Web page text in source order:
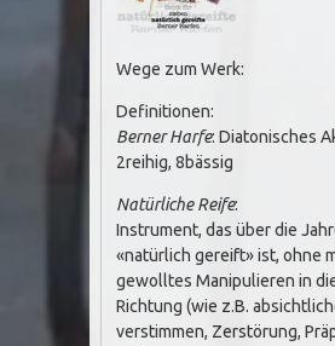
Wege zum Werk:
Definitionen:
Berner Harfe: Diatonisches
2reihig, 8bässig
Natürliche Reife:
Instrument, das über die
«natürlich gereift» ist, ohne
gewolltes Manipulieren in
Richtung (wie z.B.
verstimmen, Zerstörung,